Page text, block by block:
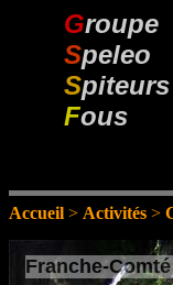
Groupe
Speleo
Spiteurs
Fous
Accueil > Activités >
Franche-Comté